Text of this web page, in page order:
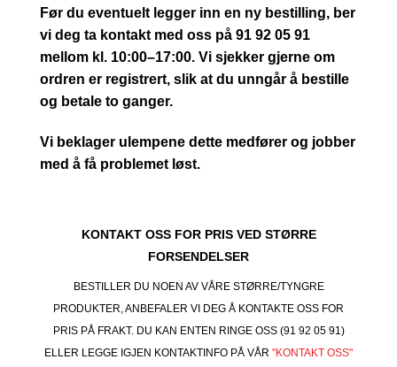
Før du eventuelt legger inn en ny bestilling, ber
vi deg ta kontakt med oss på 91 92 05 91
mellom kl. 10:00–17:00. Vi sjekker gjerne om
ordren er registrert, slik at du unngår å bestille
og betale to ganger.
Vi beklager ulempene dette medfører og jobber
med å få problemet løst.
KONTAKT OSS FOR PRIS VED STØRRE
FORSENDELSER
BESTILLER DU NOEN AV VÅRE STØRRE/TYNGRE
PRODUKTER, ANBEFALER VI DEG Å KONTAKTE OSS FOR
PRIS PÅ FRAKT. DU KAN ENTEN RINGE OSS (91 92 05 91)
ELLER LEGGE IGJEN KONTAKTINFO PÅ VÅR "KONTAKT OSS"